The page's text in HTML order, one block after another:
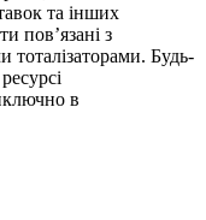
та інших
пов’язані з
тоталізаторами. Будь-
в